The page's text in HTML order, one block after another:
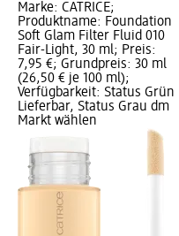
Marke: CATRICE;
Produktname: Foundation
Soft Glam Filter Fluid 010
Fair-Light, 30 ml; Preis:
7,95 €; Grundpreis: 30 ml
(26,50 € je 100 ml);
Verfügbarkeit: Status Grün
Lieferbar, Status Grau dm
Markt wählen